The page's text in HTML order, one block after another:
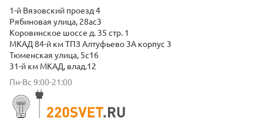
1-й Вязовский проезд 4
Рябиновая улица, 28ас3
Коровинское шоссе д. 35 стр. 1
МКАД 84-й км ТПЗ Алтуфьево 3А корпус 3
Тюменская улица, 5с16
31-й км МКАД, влад.12
Пн-Вс 9:00-21:00